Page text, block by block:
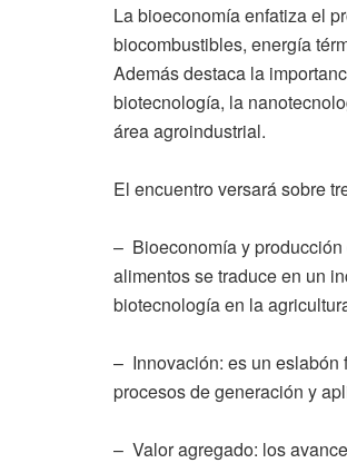
La bioeconomía enfatiza el
biocombustibles, energía
Además destaca la
biotecnología, la
área agroindustrial.
El encuentro versará sobre
– Bioeconomía y
alimentos se traduce en un
biotecnología en la
– Innovación: es un eslabón
procesos de generación y
– Valor agregado: los